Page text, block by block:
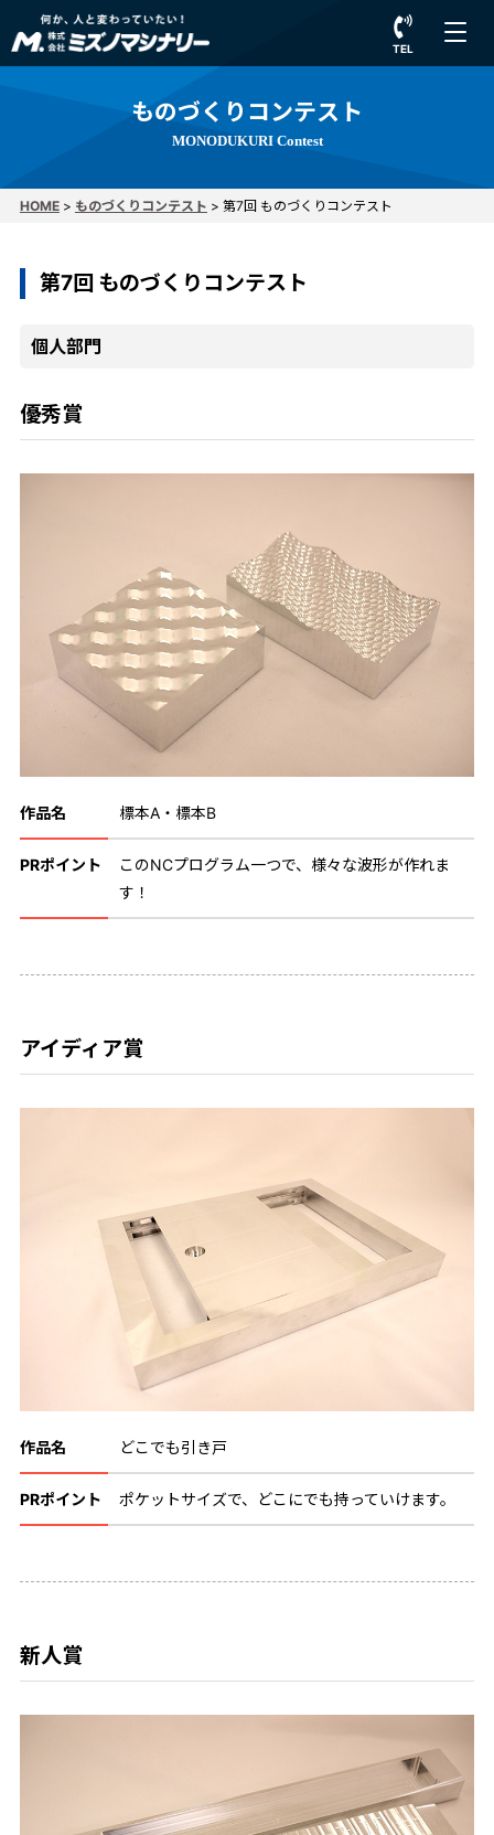
TEL
ものづくりコンテスト
MONODUKURI Contest
HOME> ものづくりコンテスト > 第7回 ものづくりコンテスト
第7回 ものづくりコンテスト
個人部門
優秀賞
作品名 標本A・標本B
PRポイント
このNCプログラム一つで、様々な波形が作れま
す！
アイディア賞
作品名 どこでも引き戸
PRポイント ポケットサイズで、どこにでも持っていけます。
新人賞